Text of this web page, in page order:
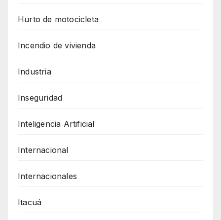
Hurto de motocicleta
Incendio de vivienda
Industria
Inseguridad
Inteligencia Artificial
Internacional
Internacionales
Itacuá